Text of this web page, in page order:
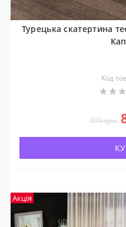
Турецька скатертина
Код
970 грн.
Акція